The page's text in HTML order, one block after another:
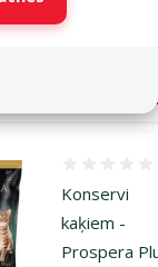
Konservi
kaķiem -
Prospera